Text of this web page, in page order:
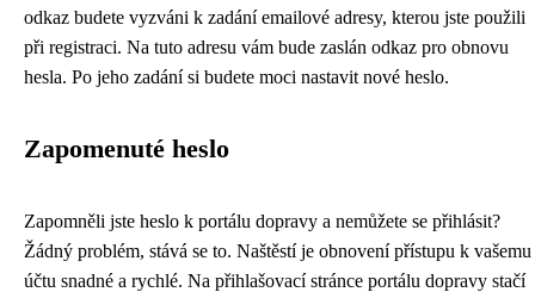
odkaz budete vyzváni k zadání emailové adresy, kterou jste použili
při registraci. Na tuto adresu vám bude zaslán odkaz pro obnovu
hesla. Po jeho zadání si budete moci nastavit nové heslo.
Zapomenuté heslo
Zapomněli jste heslo k portálu dopravy a nemůžete se přihlásit?
Žádný problém, stává se to. Naštěstí je obnovení přístupu k vašemu
účtu snadné a rychlé. Na přihlašovací stránce portálu dopravy stačí